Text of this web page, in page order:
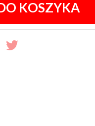
KOSZYKA